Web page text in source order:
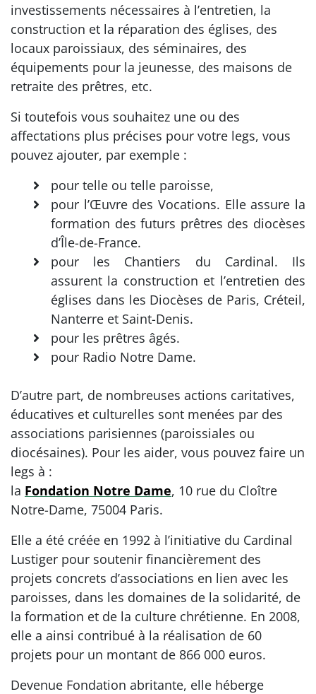
investissements nécessaires à l’entretien, la
construction et la réparation des églises, des
locaux paroissiaux, des séminaires, des
équipements pour la jeunesse, des maisons de
retraite des prêtres, etc.
Si toutefois vous souhaitez une ou des
affectations plus précises pour votre legs, vous
pouvez ajouter, par exemple :
pour telle ou telle paroisse,
pour l’Œuvre des Vocations. Elle assure la
formation des futurs prêtres des diocèses
d’Île-de-France.
pour les Chantiers du Cardinal. Ils
assurent la construction et l’entretien des
églises dans les Diocèses de Paris, Créteil,
Nanterre et Saint-Denis.
pour les prêtres âgés.
pour Radio Notre Dame.
D’autre part, de nombreuses actions caritatives,
éducatives et culturelles sont menées par des
associations parisiennes (paroissiales ou
diocésaines). Pour les aider, vous pouvez faire un
legs à :
la Fondation Notre Dame, 10 rue du Cloître
Notre-Dame, 75004 Paris.
Elle a été créée en 1992 à l’initiative du Cardinal
Lustiger pour soutenir financièrement des
projets concrets d’associations en lien avec les
paroisses, dans les domaines de la solidarité, de
la formation et de la culture chrétienne. En 2008,
elle a ainsi contribué à la réalisation de 60
projets pour un montant de 866 000 euros.
Devenue Fondation abritante, elle héberge